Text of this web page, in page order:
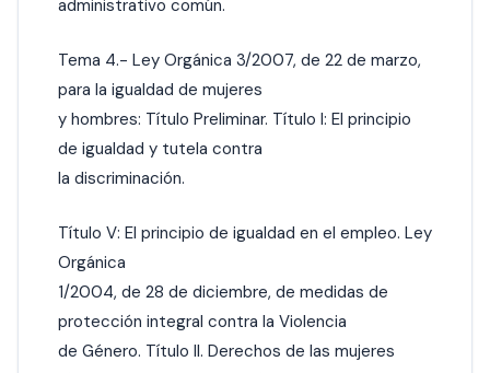
administrativo común.
Tema 4.- Ley Orgánica 3/2007, de 22 de marzo,
para la igualdad de mujeres
y hombres: Título Preliminar. Título I: El principio
de igualdad y tutela contra
la discriminación.
Título V: El principio de igualdad en el empleo. Ley
Orgánica
1/2004, de 28 de diciembre, de medidas de
protección integral contra la Violencia
de Género. Título II. Derechos de las mujeres